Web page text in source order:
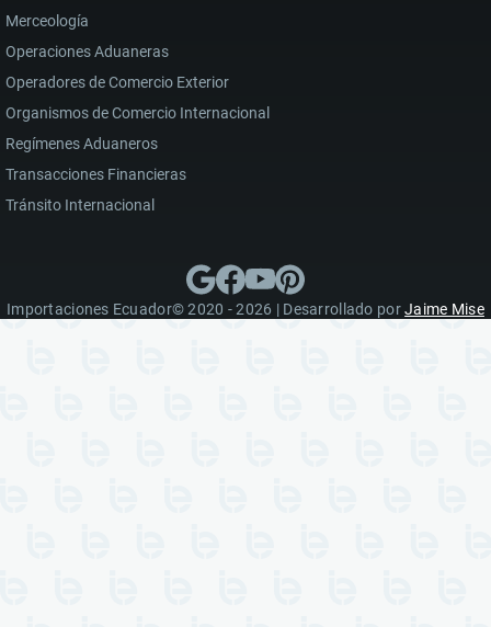
Merceología
Operaciones Aduaneras
Operadores de Comercio Exterior
Organismos de Comercio Internacional
Regímenes Aduaneros
Transacciones Financieras
Tránsito Internacional
Importaciones Ecuador© 2020 - 2026 | Desarrollado porJaime Mise